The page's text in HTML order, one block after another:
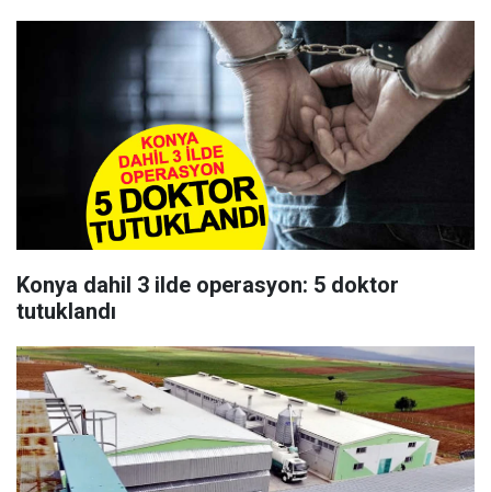
Konya dahil 3 ilde operasyon: 5 doktor
tutuklandı